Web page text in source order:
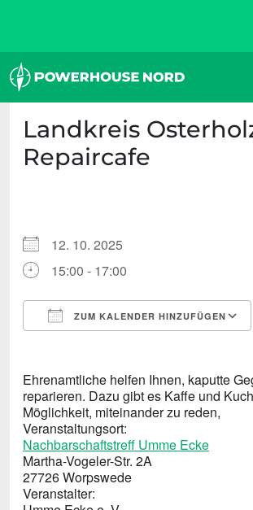
Landkreis
Repaircafe
12. 10. 2025
15:00 - 17:00
ZUM KALENDER HINZUFÜGEN
Ehrenamtliche helfen Ihnen, kaputte
reparieren. Dazu gibt es Kaffe und
Möglichkeit, miteinander zu reden,
Veranstaltungsort:
Nachbarschaftstreff Umme Ecke
Martha-Vogeler-Str. 2A
27726 Worpswede
Veranstalter: